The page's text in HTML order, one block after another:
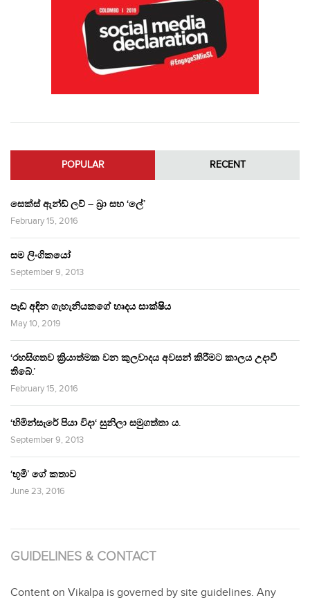
POPULAR RECENT
සෙක්ස් ඇන්ඩ් ලව් – බ්‍රා සහ ‘ලේ’
February 15, 2016
සම ලිංගිකයෝ
September 9, 2013
පෑඩ් අඳින ගැහැනියකගේ හෘදය සාක්ෂිය
May 10, 2019
‘රහසිගතව ක්‍රියාත්මක වන කුලවාදය අවසන් කිරීමට කාලය උදාවී
තිබේ.’
February 15, 2016
‘හිමින්සැරේ පියා විදා‘ සුනිලා සමුගත්තා ය.
September 9, 2013
‘භූමි’ ගේ කතාව
June 23, 2016
GUIDELINES & CONTACT
Content on Vikalpa is governed by site guidelines. Any